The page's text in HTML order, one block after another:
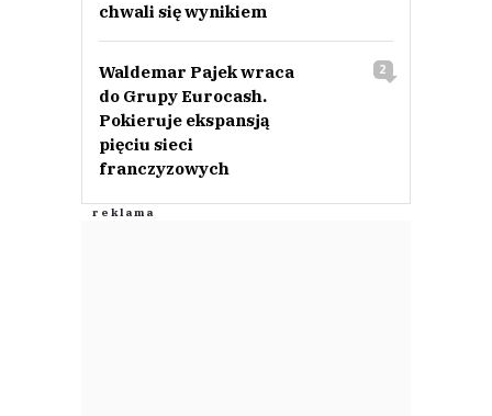
chwali się wynikiem
Waldemar Pajek wraca
do Grupy Eurocash.
Pokieruje ekspansją
pięciu sieci
franczyzowych
2